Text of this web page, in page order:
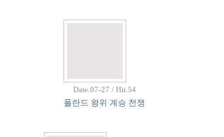
Date.07-27 / Hit.54
폴란드 왕위 계승 전쟁